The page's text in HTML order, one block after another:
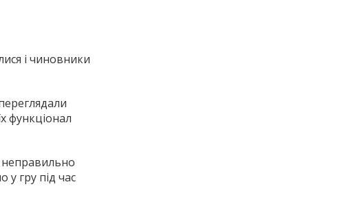
і чиновники
функціонал
неправильно
у гру під час